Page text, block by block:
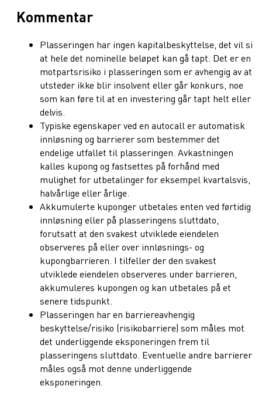
Kommentar
Plasseringen har ingen kapitalbeskyttelse, det vil si
at hele det nominelle beløpet kan gå tapt. Det er en
motpartsrisiko i plasseringen som er avhengig av at
utsteder ikke blir insolvent eller går konkurs, noe
som kan føre til at en investering går tapt helt eller
delvis.
Typiske egenskaper ved en autocall er automatisk
innløsning og barrierer som bestemmer det
endelige utfallet til plasseringen. Avkastningen
kalles kupong og fastsettes på forhånd med
mulighet for utbetalinger for eksempel kvartalsvis,
halvårlige eller årlige.
Akkumulerte kuponger utbetales enten ved førtidig
innløsning eller på plasseringens sluttdato,
forutsatt at den svakest utviklede eiendelen
observeres på eller over innløsnings- og
kupongbarrieren. I tilfeller der den svakest
utviklede eiendelen observeres under barrieren,
akkumuleres kupongen og kan utbetales på et
senere tidspunkt.
Plasseringen har en barriereavhengig
beskyttelse/risiko (risikobarriere) som måles mot
det underliggende eksponeringen frem til
plasseringens sluttdato. Eventuelle andre barrierer
måles også mot denne underliggende
eksponeringen.